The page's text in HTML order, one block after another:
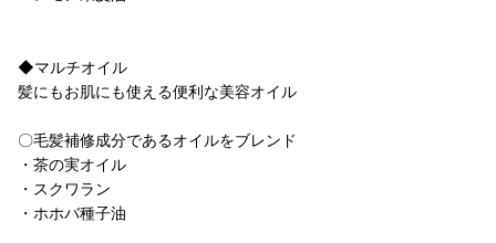
◆マルチオイル
髪にもお肌にも使える便利な美容オイル
〇毛髪補修成分であるオイルをブレンド
・茶の実オイル
・スクワラン
・ホホバ種子油